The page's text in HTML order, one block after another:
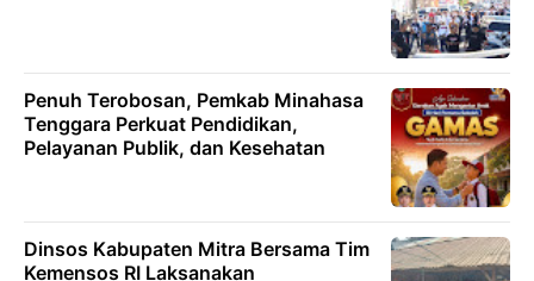
Penuh Terobosan, Pemkab Minahasa
Tenggara Perkuat Pendidikan,
Pelayanan Publik, dan Kesehatan
Dinsos Kabupaten Mitra Bersama Tim
Kemensos RI Laksanakan